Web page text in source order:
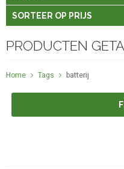
SORTEER OP PRIJS
PRODUCTEN
Home Tags batterij